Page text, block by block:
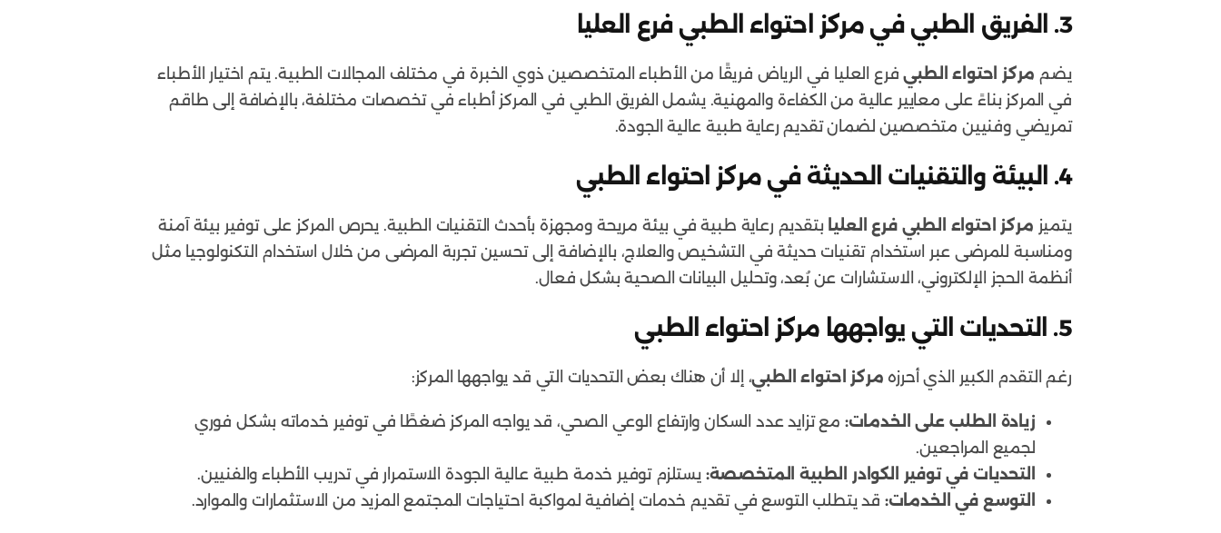
3. الفريق الطبي في مركز احتواء الطبي فرع العليا
يضم مركز احتواء الطبيفرع العليا في الرياض فريقًا من الأطباء المتخصصين ذوي الخبرة في مختلف المجالات الطبية. يتم اختيار الأطباء
في المركز بناءً على معايير عالية من الكفاءة والمهنية. يشمل الفريق الطبي في المركز أطباء في تخصصات مختلفة، بالإضافة إلى طاقم
تمريضي وفنيين متخصصين لضمان تقديم رعاية طبية عالية الجودة.
4. البيئة والتقنيات الحديثة في مركز احتواء الطبي
يتميز مركز احتواء الطبي فرع العليا بتقديم رعاية طبية في بيئة مريحة ومجهزة بأحدث التقنيات الطبية. يحرص المركز على توفير بيئة آمنة
ومناسبة للمرضى عبر استخدام تقنيات حديثة في التشخيص والعلاج، بالإضافة إلى تحسين تجربة المرضى من خلال استخدام التكنولوجيا مثل
أنظمة الحجز الإلكتروني، الاستشارات عن بُعد، وتحليل البيانات الصحية بشكل فعال.
5. التحديات التي يواجهها مركز احتواء الطبي
رغم التقدم الكبير الذي أحرزه مركز احتواء الطبي، إلا أن هناك بعض التحديات التي قد يواجهها المركز:
زيادة الطلب على الخدمات: مع تزايد عدد السكان وارتفاع الوعي الصحي، قد يواجه المركز ضغطًا في توفير خدماته بشكل فوري
لجميع المراجعين.
التحديات في توفير الكوادر الطبية المتخصصة: يستلزم توفير خدمة طبية عالية الجودة الاستمرار في تدريب الأطباء والفنيين.
التوسع في الخدمات: قد يتطلب التوسع في تقديم خدمات إضافية لمواكبة احتياجات المجتمع المزيد من الاستثمارات والموارد.